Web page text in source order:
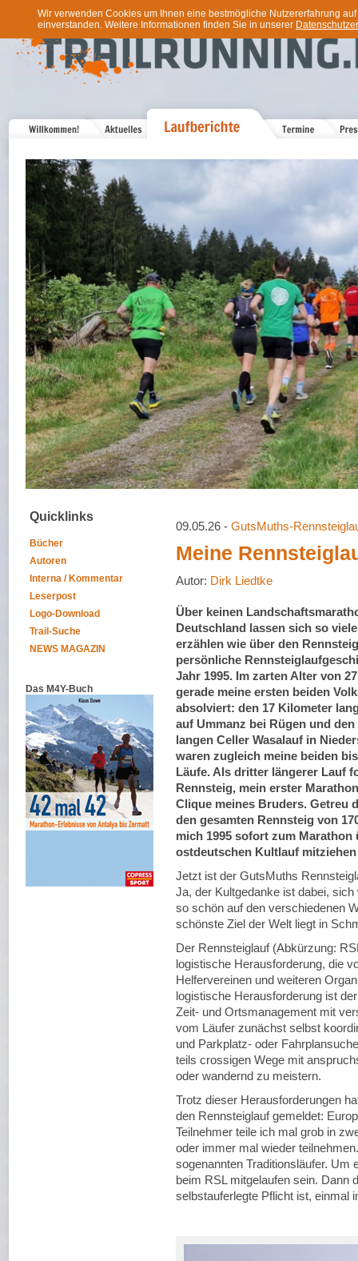
Wir verwenden Cookies um Ihnen eine bestmögliche Nutzererfahrung
einverstanden. Weitere Informationen finden Sie in unserer
Quicklinks
Bücher
Autoren
Interna / Kommentar
Leserpost
Logo-Download
Trail-Suche
NEWS MAGAZIN
Das M4Y-Buch
09.05.26 - GutsMuths-
Meine
Autor: Dirk Liedtke
Über keinen
Deutschland lassen sich so
erzählen wie über den
persönliche
Jahr 1995. Im zarten Alter von
gerade meine ersten beiden
absolviert: den 17 Kilometer
auf Ummanz bei Rügen und
langen Celler Wasalauf in
waren zugleich meine beiden
Läufe. Als dritter längerer Lauf
Rennsteig, mein erster
Clique meines Bruders. Getreu
den gesamten Rennsteig von
mich 1995 sofort zum
ostdeutschen Kultlauf
Jetzt ist der GutsMuths
Ja, der Kultgedanke ist dabei,
so schön auf den verschiedenen
schönste Ziel der Welt liegt in
Der Rennsteiglauf (Abkürzung:
logistische Herausforderung, die
Helfervereinen und weiteren
logistische Herausforderung ist
Zeit- und Ortsmanagement mit
vom Läufer zunächst selbst
und Parkplatz- oder
teils crossigen Wege mit
oder wandernd zu meistern.
Trotz dieser Herausforderungen
den Rennsteiglauf gemeldet:
Teilnehmer teile ich mal grob in
oder immer mal wieder
sogenannten Traditionsläufer.
beim RSL mitgelaufen sein. Dann
selbstauferlegte Pflicht ist, einmal